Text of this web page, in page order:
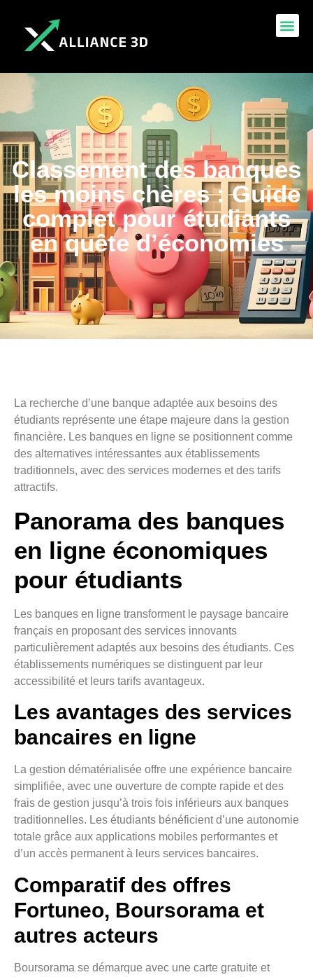
Classement des banques
les moins chères : Guide
complet pour étudiants
en quête d’économies
La recherche d’une banque adaptée aux besoins des
étudiants représente une étape majeure dans la gestion
financière. Les banques en ligne se positionnent comme
des alternatives intéressantes aux établissements
traditionnels, avec des services modernes et des tarifs
attractifs.
Panorama des banques
en ligne économiques
pour étudiants
Les banques en ligne transforment le paysage bancaire
français en proposant des services innovants
particulièrement adaptés aux besoins des étudiants. Ces
établissements numériques se distinguent par leur
accessibilité et leurs tarifs avantageux.
Les avantages des services
bancaires en ligne
La gestion dématérialisée offre une expérience bancaire
simplifiée, avec une ouverture de compte rapide et des
frais de gestion jusqu’à trois fois inférieurs aux banques
traditionnelles. Les étudiants bénéficient d’une autonomie
totale grâce aux applications mobiles performantes et
d’un accès permanent à leurs services bancaires.
Comparatif des offres
Fortuneo, Boursorama et
autres acteurs
Boursorama se démarque avec une carte gratuite et